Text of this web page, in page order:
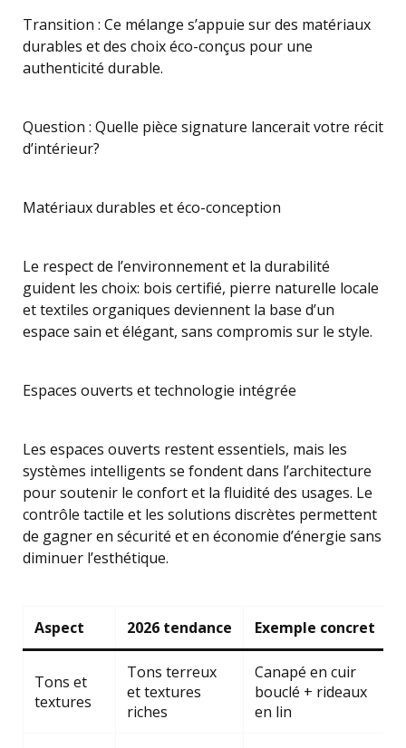
Transition : Ce mélange s’appuie sur des matériaux
durables et des choix éco-conçus pour une
authenticité durable.
Question : Quelle pièce signature lancerait votre récit
d’intérieur?
Matériaux durables et éco-conception
Le respect de l’environnement et la durabilité
guident les choix: bois certifié, pierre naturelle locale
et textiles organiques deviennent la base d’un
espace sain et élégant, sans compromis sur le style.
Espaces ouverts et technologie intégrée
Les espaces ouverts restent essentiels, mais les
systèmes intelligents se fondent dans l’architecture
pour soutenir le confort et la fluidité des usages. Le
contrôle tactile et les solutions discrètes permettent
de gagner en sécurité et en économie d’énergie sans
diminuer l’esthétique.
Aspect 2026 tendance Exemple concret
Tons et
textures
Tons terreux
et textures
riches
Canapé en cuir
bouclé + rideaux
en lin